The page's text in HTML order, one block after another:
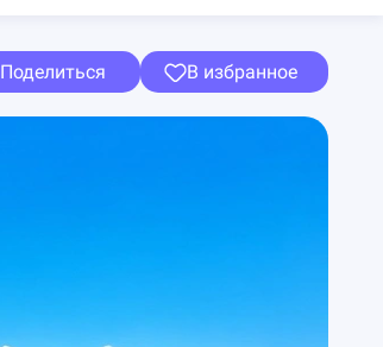
Поделиться В избранное